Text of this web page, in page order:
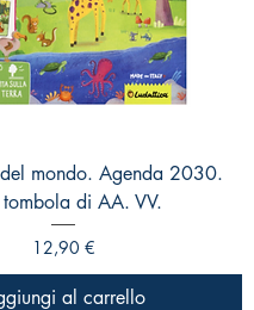
mondo. Agenda 2030.
di AA. VV.
Prezzo
12,90 €
al carrello